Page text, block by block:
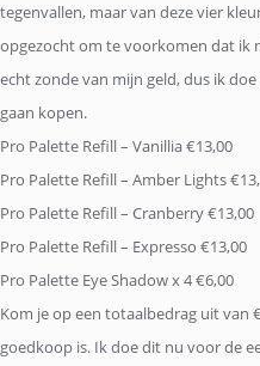
tegenvallen, maar van deze vier
opgezocht om te voorkomen dat ik
echt zonde van mijn geld, dus ik
gaan kopen.
Pro Palette Refill – Vanillia €13,00
Pro Palette Refill – Amber Lights
Pro Palette Refill – Cranberry €13,00
Pro Palette Refill – Expresso €13,00
Pro Palette Eye Shadow x 4 €6,00
Kom je op een totaalbedrag uit van
goedkoop is. Ik doe dit nu voor de